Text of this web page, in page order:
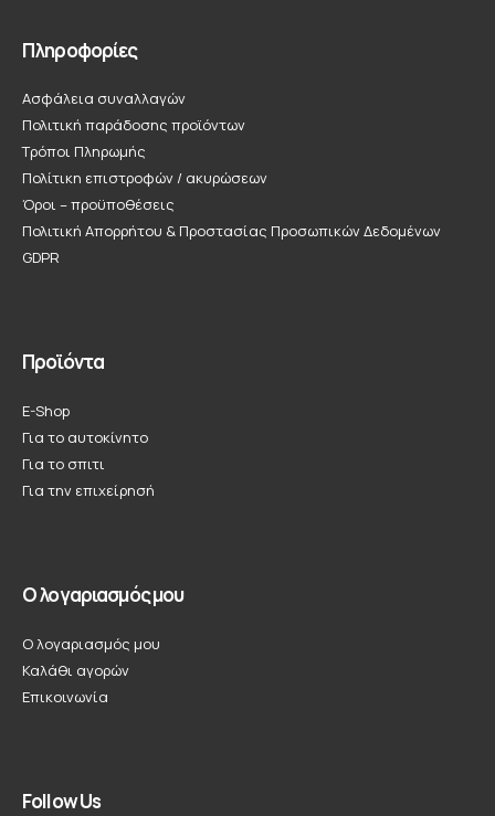
Πληροφορίες
Ασφάλεια συναλλαγών
Πολιτική παράδοσης προϊόντων
Τρόποι Πληρωμής
Πολίτικη επιστροφών / ακυρώσεων
Όροι – προϋποθέσεις
Πολιτική Απορρήτου & Προστασίας Προσωπικών Δεδομένων
GDPR
Προϊόντα
E-Shop
Για το αυτοκίνητο
Για το σπιτι
Για την επιχείρησή
Ο λογαριασμός μου
Ο λογαριασμός μου
Καλάθι αγορών
Επικοινωνία
Follow Us